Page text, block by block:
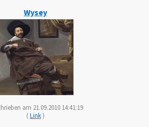
Wysey
am 21.09.2010 14:41:19
(Link)